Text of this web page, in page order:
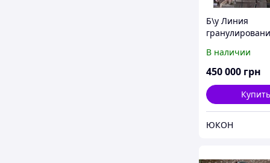
Б\у Линия
ОГМ-1,5)
В наличии
450 000 грн
Купить
ЮКОН